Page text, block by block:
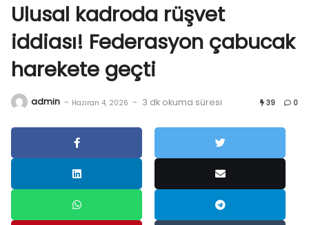
Ulusal kadroda rüşvet
iddiası! Federasyon çabucak
harekete geçti
admin - Haziran 4, 2026 - 3 dk okuma süresi 39 0